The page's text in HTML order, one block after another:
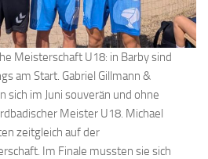
Meisterschaft U18: in Barby sind
am Start. Gabriel Gillmann &
sich im Juni souverän und ohne
Meister U18. Michael
zeitgleich auf der
Im Finale mussten sie sich